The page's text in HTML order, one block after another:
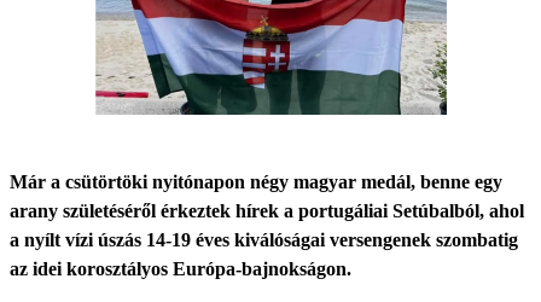
Már a csütörtöki nyitónapon négy magyar medál, benne egy
arany születéséről érkeztek hírek a portugáliai Setúbalból, ahol
a nyílt vízi úszás 14-19 éves kiválóságai versengenek szombatig
az idei korosztályos Európa-bajnokságon.